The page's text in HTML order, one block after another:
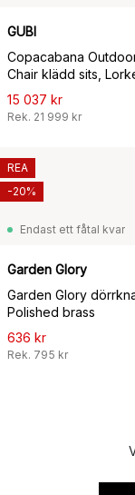
GUBI
Copacabana
Chair klädd sits,
41-svarta ben
15 037 kr
Rek. 21 999 kr
Endast ett fåtal kvar
Garden Glory
Garden Glory
Polished brass
636 kr
Rek. 795 kr
REA
-20%